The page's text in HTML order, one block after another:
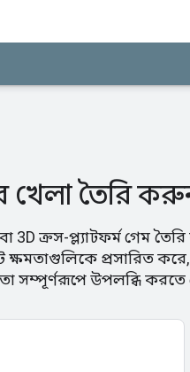
খেলা তৈরি
ক্রস-প্ল্যাটফর্ম গেম
প্রসারিত
সম্পূর্ণরূপে উপলব্ধি করতে